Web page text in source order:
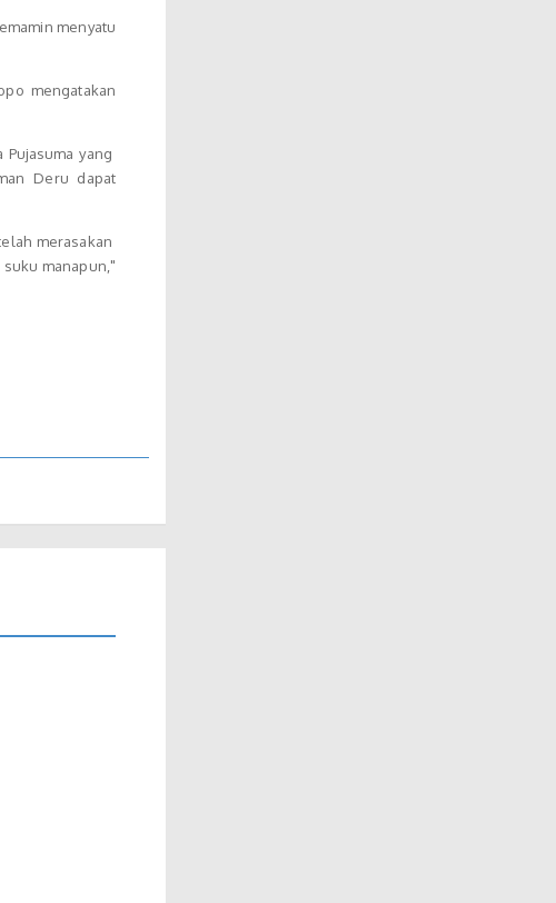
menyatu
mengatakan
yang
Deru dapat
merasakan
manapun,"